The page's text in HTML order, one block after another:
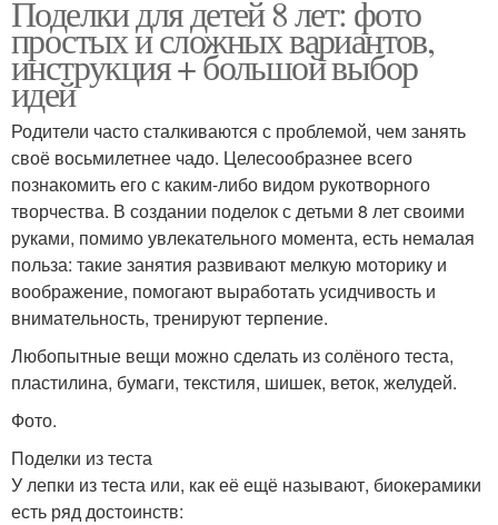
Поделки для детей 8 лет: фото
простых и сложных вариантов,
инструкция + большой выбор
идей
Родители часто сталкиваются с проблемой, чем занять
своё восьмилетнее чадо. Целесообразнее всего
познакомить его с каким-либо видом рукотворного
творчества. В создании поделок с детьми 8 лет своими
руками, помимо увлекательного момента, есть немалая
польза: такие занятия развивают мелкую моторику и
воображение, помогают выработать усидчивость и
внимательность, тренируют терпение.
Любопытные вещи можно сделать из солёного теста,
пластилина, бумаги, текстиля, шишек, веток, желудей.
Фото.
Поделки из теста
У лепки из теста или, как её ещё называют, биокерамики
есть ряд достоинств: